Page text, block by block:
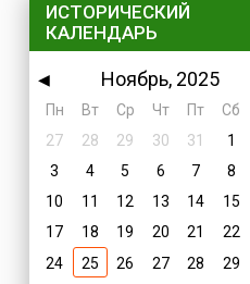
ИСТОРИЧЕСКИЙ
КАЛЕНДАРЬ
◀ Ноябрь, 2025
Пн
Вт Ср Чт Пт Сб
27
28 29 30 31 1
3
4 5 6 7 8
10
11 12 13 14 15
17
18 19 20 21 22
24
25 26 27 28 29